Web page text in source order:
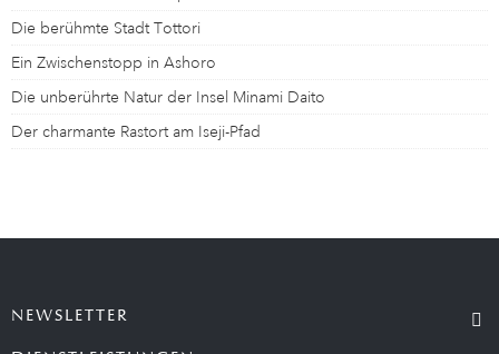
Die berühmte Stadt Tottori
Ein Zwischenstopp in Ashoro
Die unberührte Natur der Insel Minami Daito
Der charmante Rastort am Iseji-Pfad
NEWSLETTER